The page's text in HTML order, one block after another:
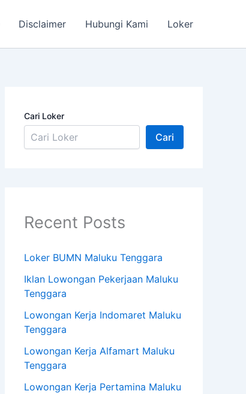
Disclaimer Hubungi Kami Loker
Cari Loker
Cari
Recent Posts
Loker BUMN Maluku Tenggara
Iklan Lowongan Pekerjaan Maluku
Tenggara
Lowongan Kerja Indomaret Maluku
Tenggara
Lowongan Kerja Alfamart Maluku
Tenggara
Lowongan Kerja Pertamina Maluku